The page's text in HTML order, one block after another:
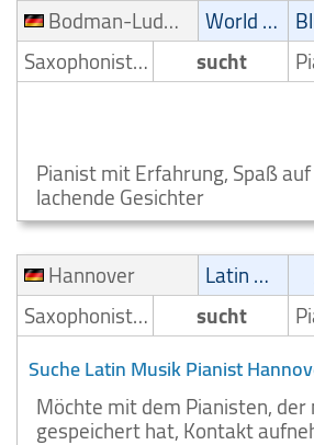
Bodman-Ludwigshafen
World Music
Saxophonist/Saxophonspieler
sucht
Pianist mit Erfahrung, Spaß
lachende Gesichter
Hannover
Latin Musik
Saxophonist/Saxophonspieler
sucht
Suche Latin Musik Pianist
Möchte mit dem Pianisten, der
gespeichert hat, Kontakt